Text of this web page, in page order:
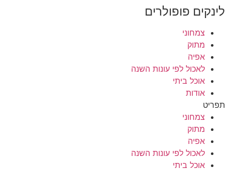
לינקים פופולרים
צמחוני
מתוק
אפיה
לאכול לפי עונות השנה
אוכל ביתי
אודות
תפריט
צמחוני
מתוק
אפיה
לאכול לפי עונות השנה
אוכל ביתי